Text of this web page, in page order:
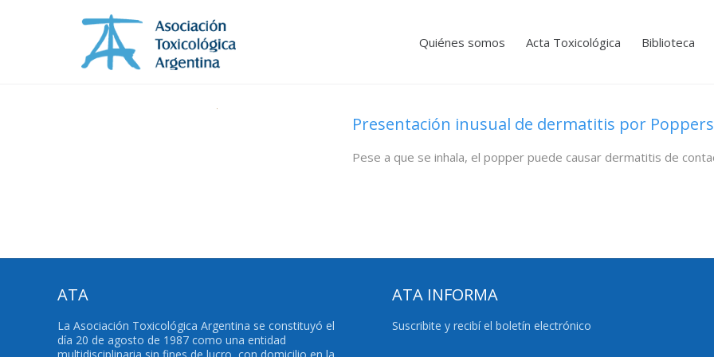
Quiénes somos Acta Toxicológica Biblioteca
Presentación inusual de dermatitis por Poppers
Pese a que se inhala, el popper puede causar dermatitis de
ATA
La Asociación Toxicológica Argentina se constituyó el
día 20 de agosto de 1987 como una entidad
ATA INFORMA
Suscribite y recibí el boletín electrónico